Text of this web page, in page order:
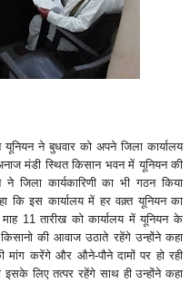
यूनियन ने बुधवार को अपने जिला कार्यालय
मंडी स्थित किसान भवन में यूनियन की
जिला कार्यकारिणी का भी गठन किया
कि इस कार्यालय में हर वक़्त यूनियन का
11 तारीख को कार्यालय में यूनियन के
की आवाज उठाते रहेंगे उन्होंने कहा
मांग करेंगे और औने-पौने दामों पर हो रही
लिए तत्पर रहेंगे साथ ही उन्होंने कहा